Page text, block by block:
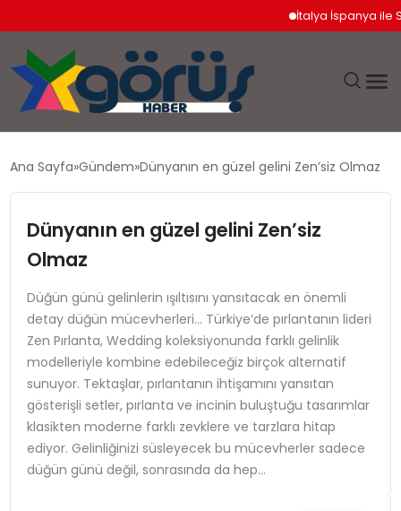
İtalya İspanya ile
GÜNDEM
MAGAZIN
SAĞLIK
SPOR
TEKNOLOJI
Ana Sayfa Gündem Dünyanın en güzel gelini Zen’siz Olmaz
Dünyanın en güzel gelini Zen’siz
Olmaz
Düğün günü gelinlerin ışıltısını yansıtacak en önemli
detay düğün mücevherleri… Türkiye’de pırlantanın lideri
Zen Pırlanta, Wedding koleksiyonunda farklı gelinlik
modelleriyle kombine edebileceğiz birçok alternatif
sunuyor. Tektaşlar, pırlantanın ihtişamını yansıtan
gösterişli setler, pırlanta ve incinin buluştuğu tasarımlar
klasikten moderne farklı zevklere ve tarzlara hitap
ediyor. Gelinliğinizi süsleyecek bu mücevherler sadece
düğün günü değil, sonrasında da hep…